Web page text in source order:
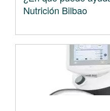
Nutrición Bilbao